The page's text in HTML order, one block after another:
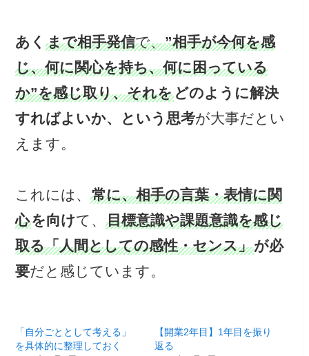
あくまで相手発信で、”相手が今何を感
じ、何に関心を持ち、何に困っている
か”を感じ取り、それを どのように解決
すればよいか、という思考が大事だとい
えます。
これには、常に、相手の言葉・表情に関
心を向けて、目標意識や課題意識を感じ
取る「人間としての感性・センス」が必
要だと感じています。
「自分ごととして考える」
を具体的に整理しておく
【開業2年目】1年目を振り
返る